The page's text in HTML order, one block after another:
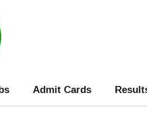
Admit Cards